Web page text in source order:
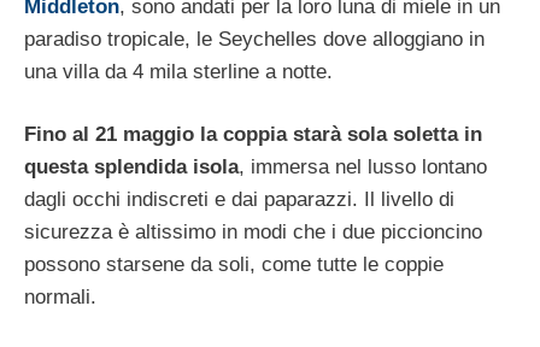
Middleton, sono andati per la loro luna di miele in un
paradiso tropicale, le Seychelles dove alloggiano in
una villa da 4 mila sterline a notte.
Fino al 21 maggio la coppia starà sola soletta in
questa splendida isola, immersa nel lusso lontano
dagli occhi indiscreti e dai paparazzi. Il livello di
sicurezza è altissimo in modi che i due piccioncino
possono starsene da soli, come tutte le coppie
normali.